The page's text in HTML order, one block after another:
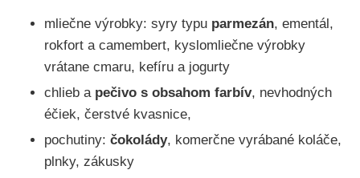
mliečne výrobky: syry typu parmezán, ementál,
rokfort a camembert, kyslomliečne výrobky
vrátane cmaru, kefíru a jogurty
chlieb a pečivo s obsahom farbív, nevhodných
éčiek, čerstvé kvasnice,
pochutiny: čokolády, komerčne vyrábané koláče,
plnky, zákusky